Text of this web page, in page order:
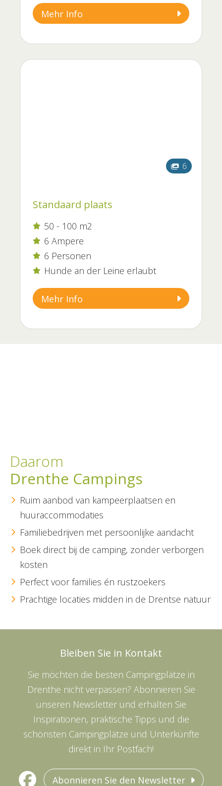
Mehr Info
6
Standaard plaats
 50 - 100 m2
 6 Personen
 6 Ampere
 Hunde an der Leine erlaubt
Mehr Info
Daarom
Drenthe Campings
Ruim aanbod van kampeerplaatsen en
huuraccommodaties
Familiebedrijven met persoonlijke aandacht
Boek direct bij de camping, zonder verborgen
kosten
Perfect voor families én rustzoekers
Prachtige locaties midden in de Drentse natuur
Bleiben Sie in Kontakt
Sie möchten die besten Campingplätze in
Drenthe nicht verpassen? Abonnieren Sie
unseren Newsletter und erhalten Sie
Inspirationen, praktische Tipps und die
schönsten Campingplätze und Unterkünfte
direkt in Ihr Postfach!
Abonnieren Sie den Newsletter